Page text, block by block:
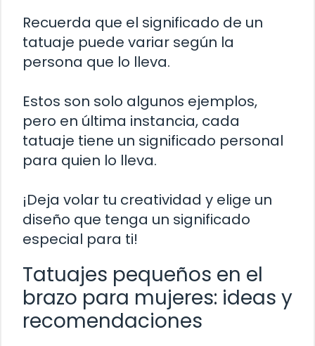
Recuerda que el significado de un
tatuaje puede variar según la
persona que lo lleva.
Estos son solo algunos ejemplos,
pero en última instancia, cada
tatuaje tiene un significado personal
para quien lo lleva.
¡Deja volar tu creatividad y elige un
diseño que tenga un significado
especial para ti!
Tatuajes pequeños en el
brazo para mujeres: ideas y
recomendaciones